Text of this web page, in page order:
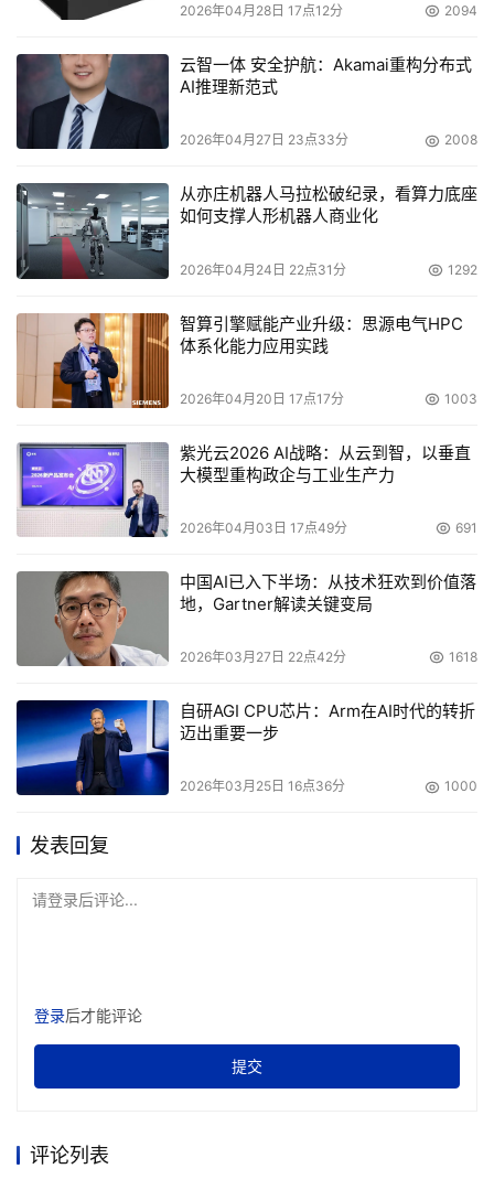
2026年04月28日 17点12分 2094
云智一体 安全护航：Akamai重构分布式
AI推理新范式
2026年04月27日 23点33分 2008
从亦庄机器人马拉松破纪录，看算力底座
如何支撑人形机器人商业化
2026年04月24日 22点31分 1292
智算引擎赋能产业升级：思源电气HPC
体系化能力应用实践
2026年04月20日 17点17分 1003
紫光云2026 AI战略：从云到智，以垂直
大模型重构政企与工业生产力
2026年04月03日 17点49分 691
中国AI已入下半场：从技术狂欢到价值落
地，Gartner解读关键变局
2026年03月27日 22点42分 1618
自研AGI CPU芯片：Arm在AI时代的转折
迈出重要一步
2026年03月25日 16点36分 1000
发表回复
请登录后评论...
登录后才能评论
提交
评论列表